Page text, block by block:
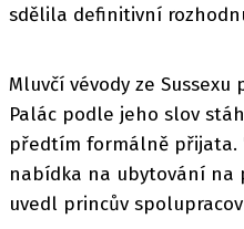
sdělila definitivní
Mluvčí vévody ze
Palác podle jeho slov
předtím formálně přijata.
nabídka na ubytování na
uvedl princův